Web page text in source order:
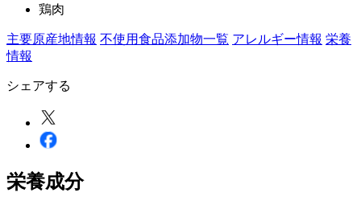
鶏肉
主要原産地情報 不使用食品添加物一覧 アレルギー情報 栄養
情報
シェアする
栄養成分